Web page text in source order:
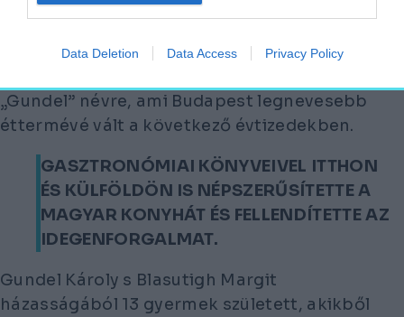
Data Deletion Data Access Privacy Policy
későbbi feleségével, Blasutigh Margittal.
A népszerű városligeti „Wampetics” éttermet
„Gundel” névre, ami Budapest legnevesebb
éttermévé vált a következő évtizedekben.
GASZTRONÓMIAI KÖNYVEIVEL ITTHON
ÉS KÜLFÖLDÖN IS NÉPSZERŰSÍTETTE A
MAGYAR KONYHÁT ÉS FELLENDÍTETTE AZ
IDEGENFORGALMAT.
Gundel Károly s Blasutigh Margit
házasságából 13 gyermek született, akikből